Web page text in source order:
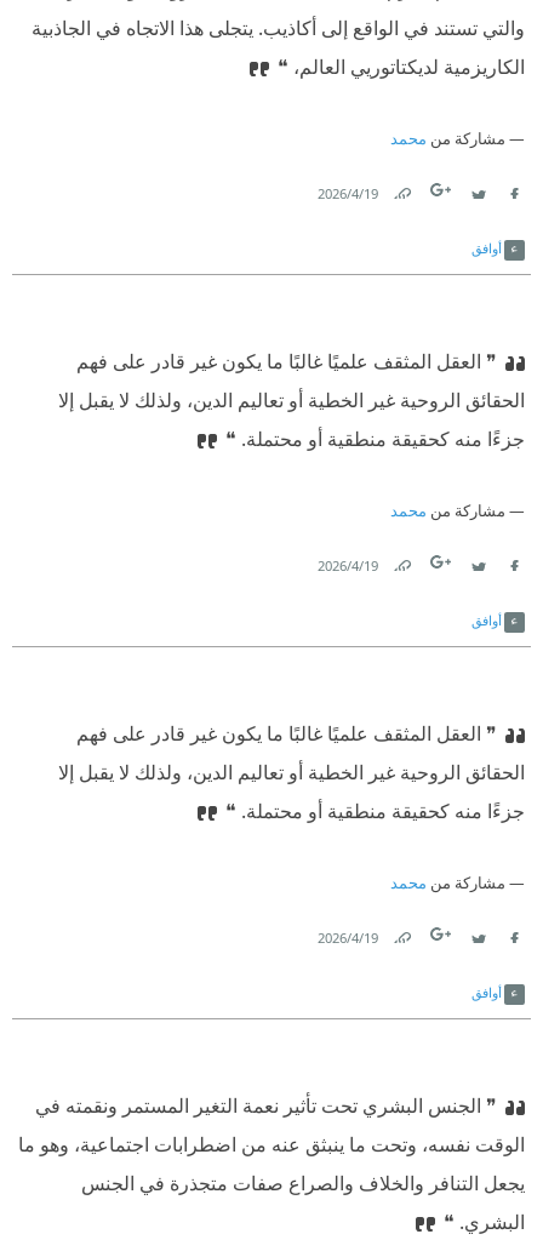
والتي تستند في الواقع إلى أكاذيب. يتجلى هذا الاتجاه في الجاذبية
الكاريزمية لديكتاتوريي العالم، ❝
مشاركة من محمد
19‏/4‏/2026
أوافق
❞ العقل المثقف علميًا غالبًا ما يكون غير قادر على فهم
الحقائق الروحية غير الخطية أو تعاليم الدين، ولذلك لا يقبل إلا
جزءًا منه كحقيقة منطقية أو محتملة. ❝
مشاركة من محمد
19‏/4‏/2026
أوافق
❞ العقل المثقف علميًا غالبًا ما يكون غير قادر على فهم
الحقائق الروحية غير الخطية أو تعاليم الدين، ولذلك لا يقبل إلا
جزءًا منه كحقيقة منطقية أو محتملة. ❝
مشاركة من محمد
19‏/4‏/2026
أوافق
❞ الجنس البشري تحت تأثير نعمة التغير المستمر ونقمته في
الوقت نفسه، وتحت ما ينبثق عنه من اضطرابات اجتماعية، وهو ما
يجعل التنافر والخلاف والصراع صفات متجذرة في الجنس
البشري. ❝